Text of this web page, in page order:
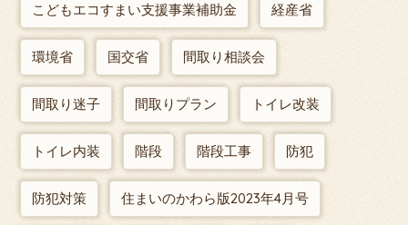
こどもエコすまい支援事業補助金 経産省
環境省 国交省 間取り相談会
間取り迷子 間取りプラン トイレ改装
トイレ内装 階段 階段工事 防犯
防犯対策 住まいのかわら版2023年4月号